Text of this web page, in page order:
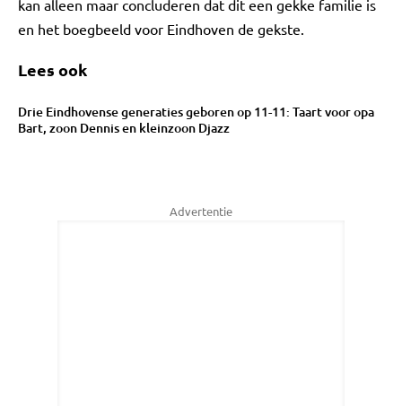
kan alleen maar concluderen dat dit een gekke familie is
en het boegbeeld voor Eindhoven de gekste.
Lees ook
Drie Eindhovense generaties geboren op 11-11: Taart voor opa
Bart, zoon Dennis en kleinzoon Djazz
Advertentie